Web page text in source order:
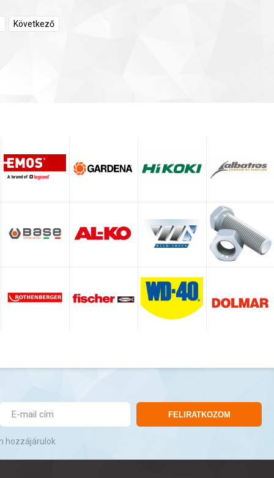
Következő
FELIRATKOZOM
hozzájárulok